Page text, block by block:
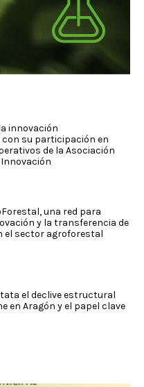
innovación
su participación en
de la Asociación
una red para
y la transferencia de
el sector agroforestal
el declive estructural
en Aragón y el papel clave